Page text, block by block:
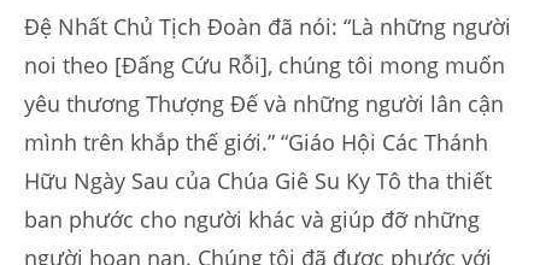
Đệ Nhất Chủ Tịch Đoàn đã nói: “Là những người
noi theo [Đấng Cứu Rỗi], chúng tôi mong muốn
yêu thương Thượng Đế và những người lân cận
mình trên khắp thế giới.” “Giáo Hội Các Thánh
Hữu Ngày Sau của Chúa Giê Su Ky Tô tha thiết
ban phước cho người khác và giúp đỡ những
người hoạn nạn. Chúng tôi đã được phước với